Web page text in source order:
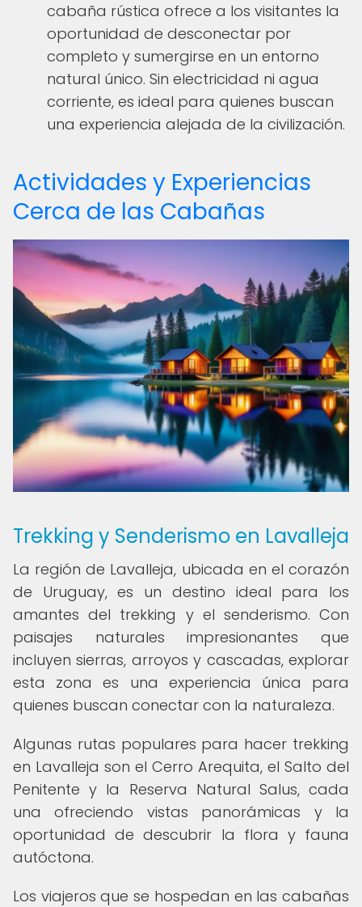
cabaña rústica ofrece a los visitantes la
oportunidad de desconectar por
completo y sumergirse en un entorno
natural único. Sin electricidad ni agua
corriente, es ideal para quienes buscan
una experiencia alejada de la civilización.
Actividades y Experiencias
Cerca de las Cabañas
Trekking y Senderismo en Lavalleja
La región de Lavalleja, ubicada en el corazón
de Uruguay, es un destino ideal para los
amantes del trekking y el senderismo. Con
paisajes naturales impresionantes que
incluyen sierras, arroyos y cascadas, explorar
esta zona es una experiencia única para
quienes buscan conectar con la naturaleza.
Algunas rutas populares para hacer trekking
en Lavalleja son el Cerro Arequita, el Salto del
Penitente y la Reserva Natural Salus, cada
una ofreciendo vistas panorámicas y la
oportunidad de descubrir la flora y fauna
autóctona.
Los viajeros que se hospedan en las cabañas